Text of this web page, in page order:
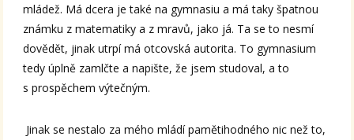
mládež. Má dcera je také na gymnasiu a má taky špatnou
známku z matematiky a z mravů, jako já. Ta se to nesmí
dovědět, jinak utrpí má otcovská autorita. To gymnasium
tedy úplně zamlčte a napište, že jsem studoval, a to
s prospěchem výtečným.
Jinak se nestalo za mého mládí pamětihodného nic než to,